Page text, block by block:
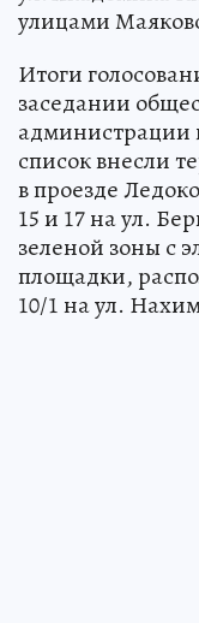
улицами
Итоги
заседании
администрации
список внесли
в проезде
15 и 17 на ул.
зеленой зоны с
площадки,
10/1 на ул.